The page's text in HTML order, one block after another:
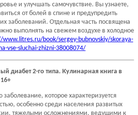
и улучшать самочувствие. Вы узнаете,
от болей в спине и предупредить
заболеваний. Отдельная часть посвящена
выполнять на свежем воздухе в холодное
www.litres.ru/book/sergey-bubnovskiy/skoraya-
vse-sluchai-zhizni-38008074/
диабет 2-го типа. Кулинарная книга в
которое характеризуется
особенно среди населения развитых
тяжелыми осложнениями, ведущими к